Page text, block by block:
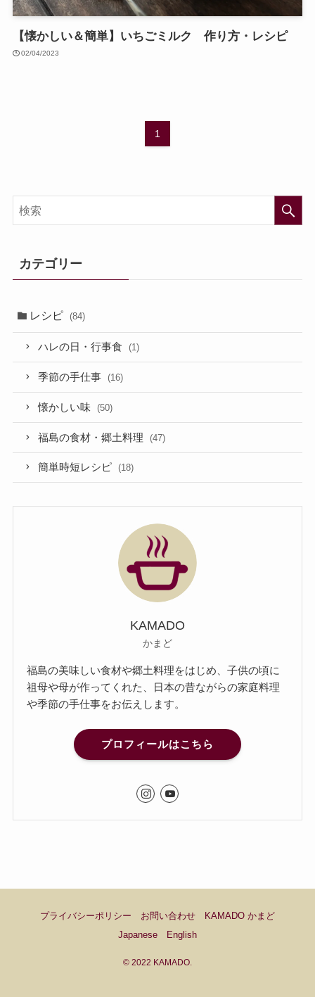
【懐かしい＆簡単】いちごミルク 作り方・レシピ
02/04/2023
1
カテゴリー
レシピ (84)
ハレの日・行事食 (1)
季節の手仕事 (16)
懐かしい味 (50)
福島の食材・郷土料理 (47)
簡単時短レシピ (18)
KAMADO
かまど
福島の美味しい食材や郷土料理をはじめ、子供の頃に
祖母や母が作ってくれた、日本の昔ながらの家庭料理
や季節の手仕事をお伝えします。
プロフィールはこちら
プライバシーポリシー お問い合わせ
KAMADO かまど
Japanese
English
© 2022 KAMADO.